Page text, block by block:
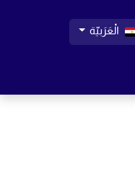
الْعَرَبيّة